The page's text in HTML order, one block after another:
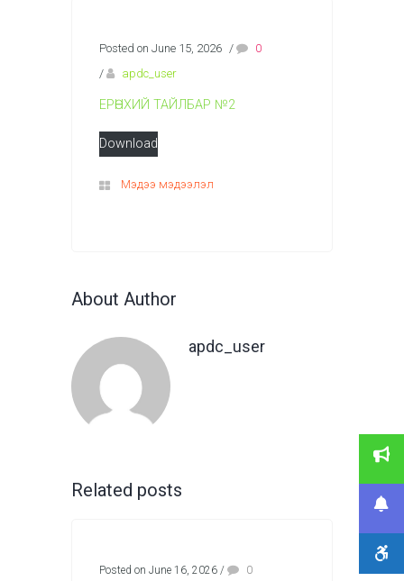
Posted on June 15, 2026 /
0
/
apdc_user
ЕРӨНХИЙ ТАЙЛБАР №2
Download
Мэдээ мэдээлэл
About Author
apdc_user
Related posts
Posted on June 16, 2026 /
0